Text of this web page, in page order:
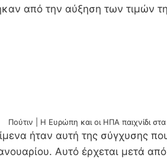
από την αύξηση των τιμών
Πούτιν | Η Ευρώπη και οι ΗΠΑ παιχνίδι στα
ήταν αυτή της σύγχυσης που
Αυτό έρχεται μετά